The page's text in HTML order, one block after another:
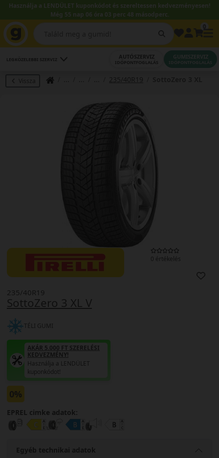
Használja a LENDÜLET kuponkódot és szereltessen kedvezményesen!
Még 55 nap 06 óra 03 perc 48 másodperc.
LEGKÖZELEBBI SZERVIZ AUTÓSZERVIZ
IDŐPONTFOGLALÁS
GUMISZERVIZ
IDŐPONTFOGLALÁS
Vissza 235/40R19
0 értékelés
SottoZero 3 XL V
235/40R19
TÉLI GUMI
AKÁR 5.000 FT SZERELÉSI
KEDVEZMÉNY!
Használja a LENDÜLET
kuponkódot!
0%
EPREL cimke adatok:
Egyéb technikai adatok